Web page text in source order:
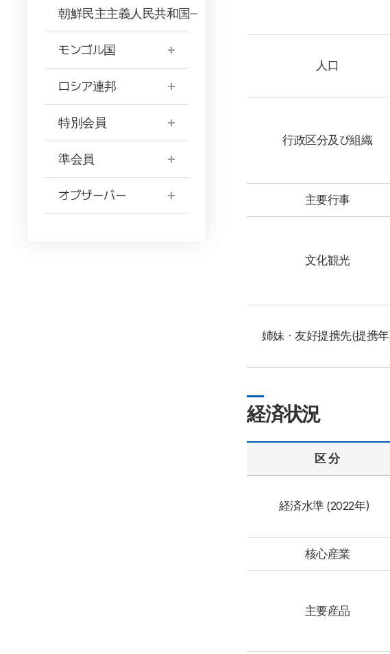
朝鮮民主主義人民共和国
モンゴル国
ロシア連邦
特別会員
準会員
オブザーバー
人口
行政区分及び組織
主要行事
文化観光
姉妹・友好提携先(提携
経済状況
区 分
経済水準 (2022年）
核心産業
主要産品